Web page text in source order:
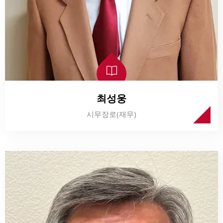
최성웅
시무장로(재무)